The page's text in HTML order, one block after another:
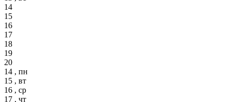
14
15
16
17
18
19
20
14 , пн
15 , вт
16 , ср
17 , чт